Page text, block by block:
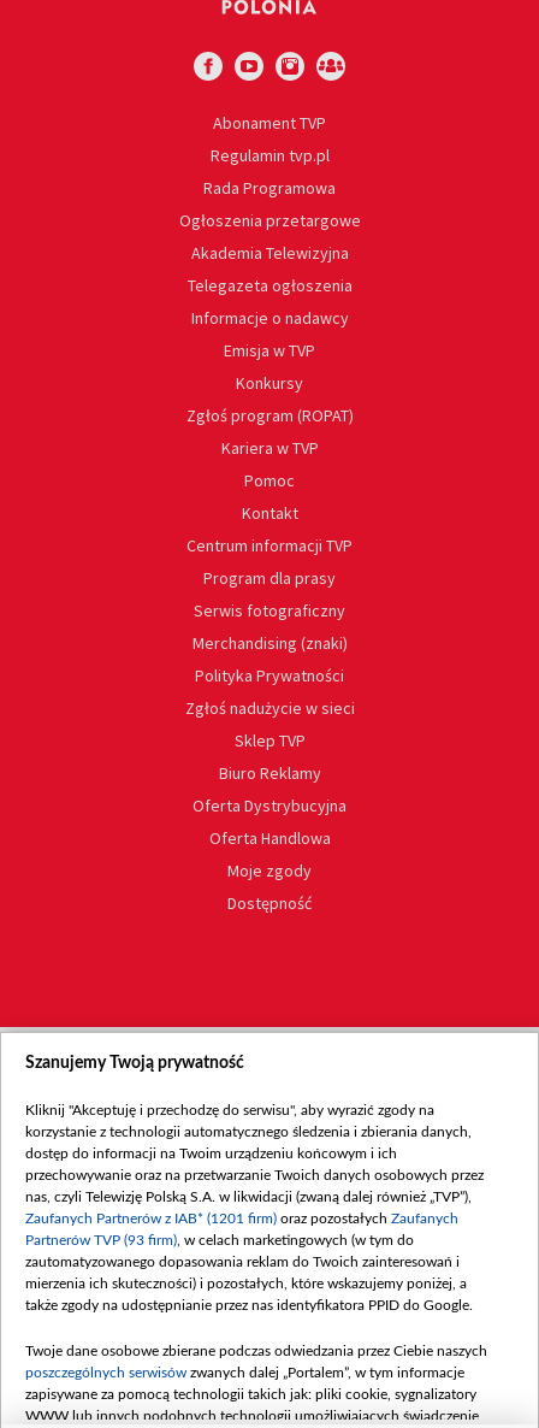
Abonament TVP
Regulamin tvp.pl
Rada Programowa
Ogłoszenia przetargowe
Akademia Telewizyjna
Telegazeta ogłoszenia
Informacje o nadawcy
Emisja w TVP
Konkursy
Zgłoś program (ROPAT)
Kariera w TVP
Pomoc
Kontakt
Centrum informacji TVP
Program dla prasy
Serwis fotograficzny
Merchandising (znaki)
Polityka Prywatności
Zgłoś nadużycie w sieci
Sklep TVP
Biuro Reklamy
Oferta Dystrybucyjna
Oferta Handlowa
Moje zgody
Dostępność
Szanujemy Twoją prywatność
Kliknij "Akceptuję i przechodzę do serwisu", aby wyrazić zgody na
korzystanie z technologii automatycznego śledzenia i zbierania danych,
dostęp do informacji na Twoim urządzeniu końcowym i ich
przechowywanie oraz na przetwarzanie Twoich danych osobowych przez
nas, czyli Telewizję Polską S.A. w likwidacji (zwaną dalej również „TVP”),
Zaufanych Partnerów z IAB* (1201 firm) oraz pozostałych Zaufanych
Partnerów TVP (93 firm) , w celach marketingowych (w tym do
zautomatyzowanego dopasowania reklam do Twoich zainteresowań i
mierzenia ich skuteczności) i pozostałych, które wskazujemy poniżej, a
także zgody na udostępnianie przez nas identyfikatora PPID do Google.
Twoje dane osobowe zbierane podczas odwiedzania przez Ciebie naszych
poszczególnych serwisów zwanych dalej „Portalem”, w tym informacje
zapisywane za pomocą technologii takich jak: pliki cookie, sygnalizatory
WWW lub innych podobnych technologii umożliwiających świadczenie